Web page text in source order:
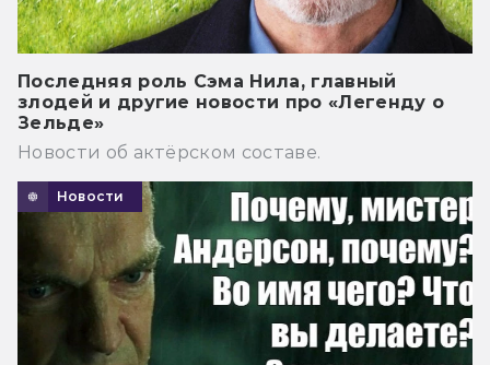
Последняя роль Сэма Нила, главный
злодей и другие новости про «Легенду о
Зельде»
Новости об актёрском составе.
Новости